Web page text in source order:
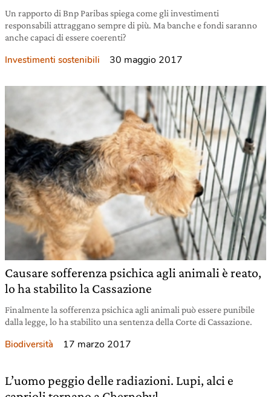
Un rapporto di Bnp Paribas spiega come gli investimenti
responsabili attraggano sempre di più. Ma banche e fondi saranno
anche capaci di essere coerenti?
Investimenti sostenibili 30 maggio 2017
Causare sofferenza psichica agli animali è reato,
lo ha stabilito la Cassazione
Finalmente la sofferenza psichica agli animali può essere punibile
dalla legge, lo ha stabilito una sentenza della Corte di Cassazione.
Biodiversità 17 marzo 2017
L’uomo peggio delle radiazioni. Lupi, alci e